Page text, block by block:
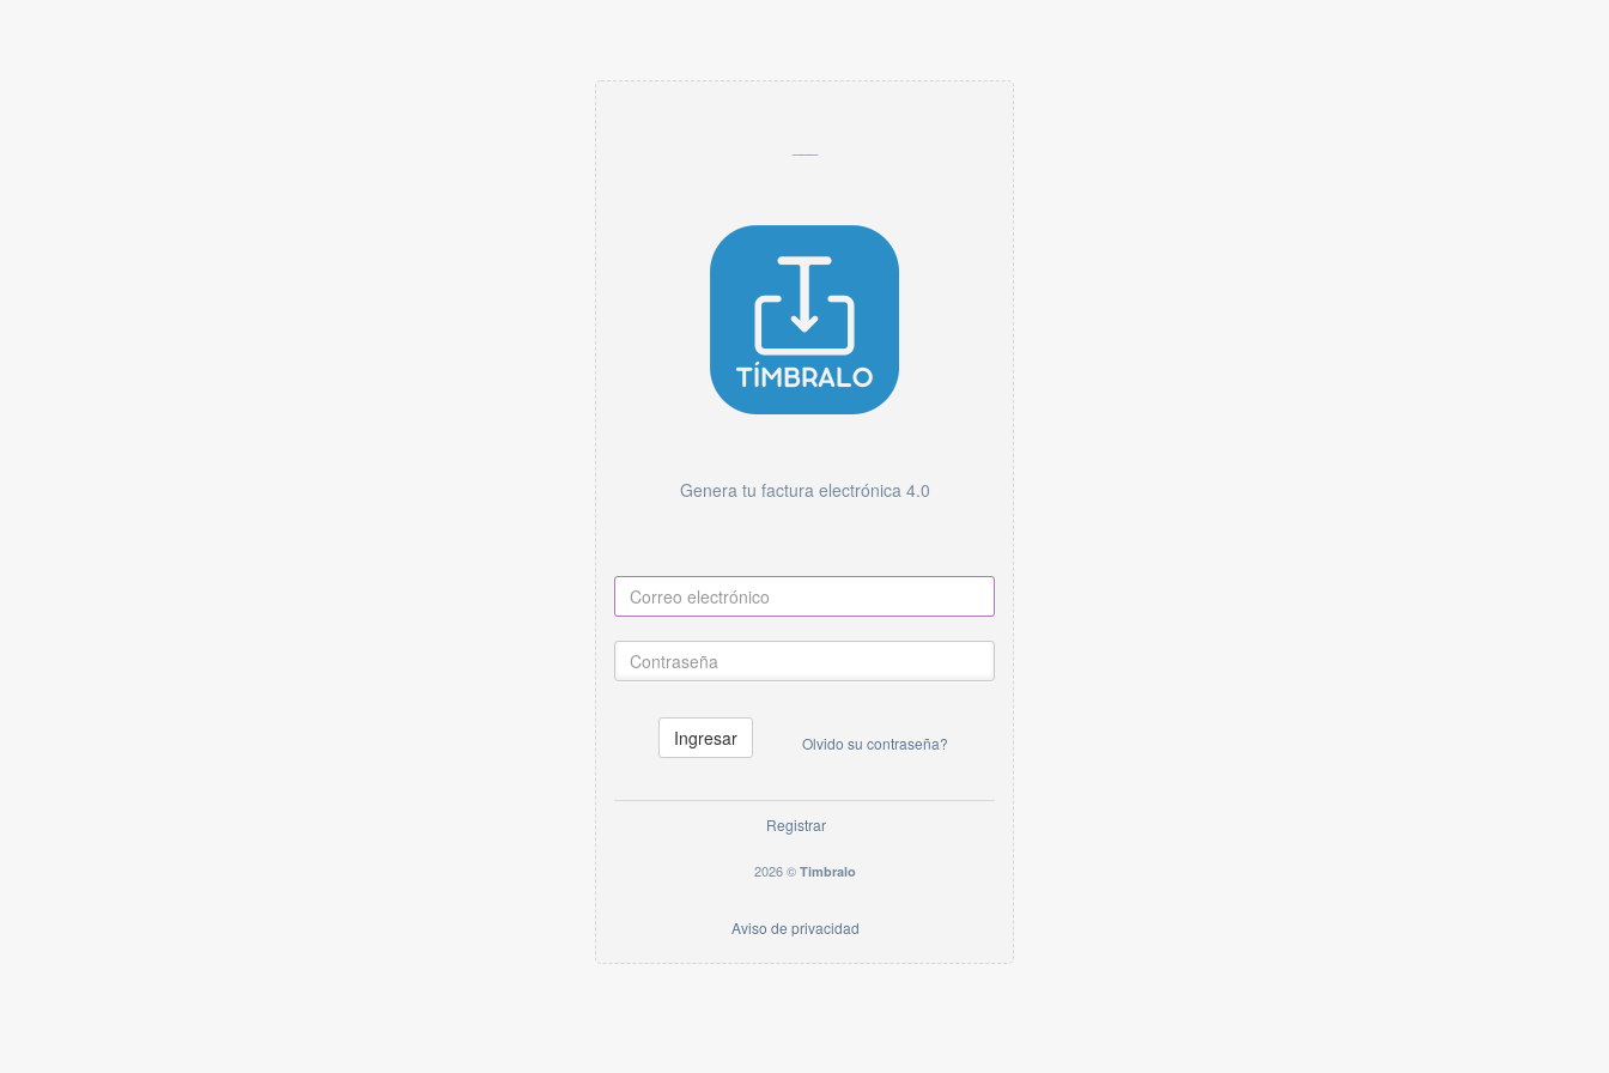
Genera tu factura electrónica 4.0
Ingresar Olvido su contraseña?
Registrar
2026 © Timbralo
Aviso de privacidad